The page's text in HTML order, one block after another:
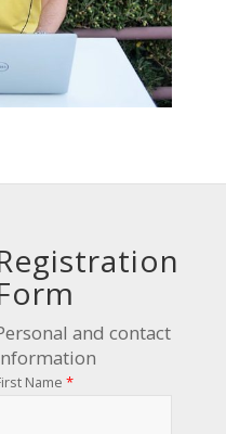
and contact
Name *